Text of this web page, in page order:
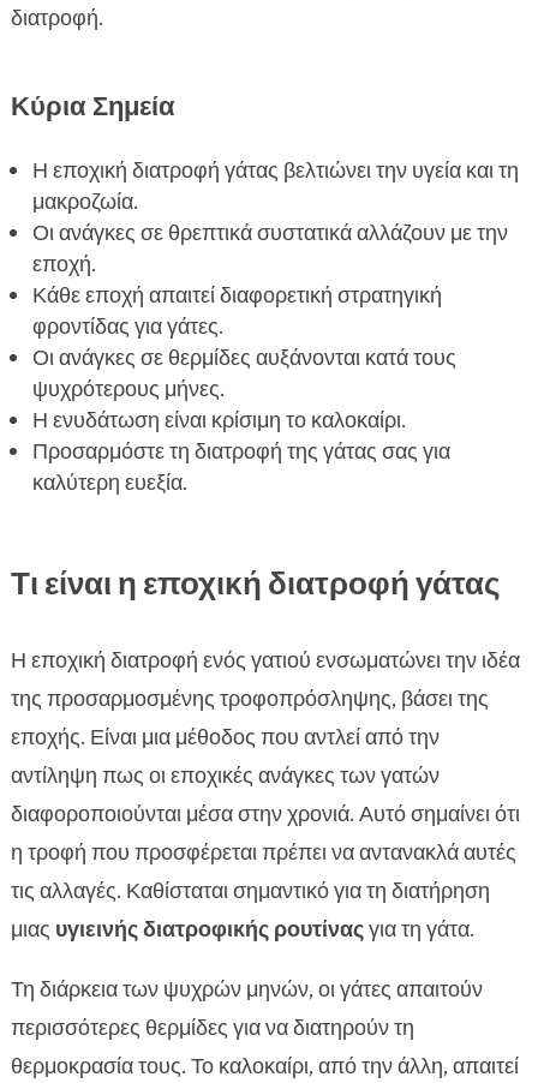
 FAQ
διατροφή.
Κύρια Σημεία
Η εποχική διατροφή γάτας βελτιώνει την υγεία και τη
μακροζωία.
Οι ανάγκες σε θρεπτικά συστατικά αλλάζουν με την
εποχή.
Κάθε εποχή απαιτεί διαφορετική στρατηγική
φροντίδας για γάτες.
Οι ανάγκες σε θερμίδες αυξάνονται κατά τους
ψυχρότερους μήνες.
Η ενυδάτωση είναι κρίσιμη το καλοκαίρι.
Προσαρμόστε τη διατροφή της γάτας σας για
καλύτερη ευεξία.
Τι είναι η εποχική διατροφή γάτας
Η εποχική διατροφή ενός γατιού ενσωματώνει την ιδέα
της προσαρμοσμένης τροφοπρόσληψης, βάσει της
εποχής. Είναι μια μέθοδος που αντλεί από την
αντίληψη πως οι εποχικές ανάγκες των γατών
διαφοροποιούνται μέσα στην χρονιά. Αυτό σημαίνει ότι
η τροφή που προσφέρεται πρέπει να αντανακλά αυτές
τις αλλαγές. Καθίσταται σημαντικό για τη διατήρηση
μιας υγιεινής διατροφικής ρουτίναςγια τη γάτα.
Τη διάρκεια των ψυχρών μηνών, οι γάτες απαιτούν
περισσότερες θερμίδες για να διατηρούν τη
θερμοκρασία τους. Το καλοκαίρι, από την άλλη, απαιτεί